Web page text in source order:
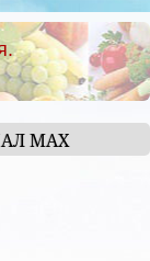
МАХ